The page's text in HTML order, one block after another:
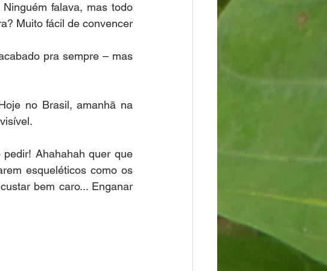
falava, mas todo
Muito fácil de convencer
pra sempre – mas
no Brasil, amanhã na
Ahahahah quer que
esqueléticos como os
bem caro... Enganar